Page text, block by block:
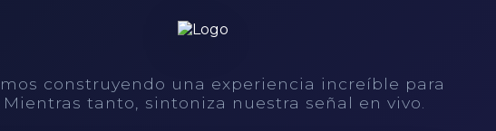
construyendo una experiencia increíble para
tanto, sintoniza nuestra señal en vivo.